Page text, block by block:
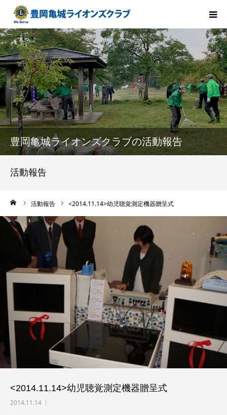
豊岡亀城ライオンズクラブの活動報告
活動報告
活動報告 <2014.11.14>幼児聴覚測定機器贈呈式
<2014.11.14>幼児聴覚測定機器贈呈式
2014.11.14
HOME
会長方針
ライオンズクラブとは
クラブ紹介
活動報告
お問い合わせ